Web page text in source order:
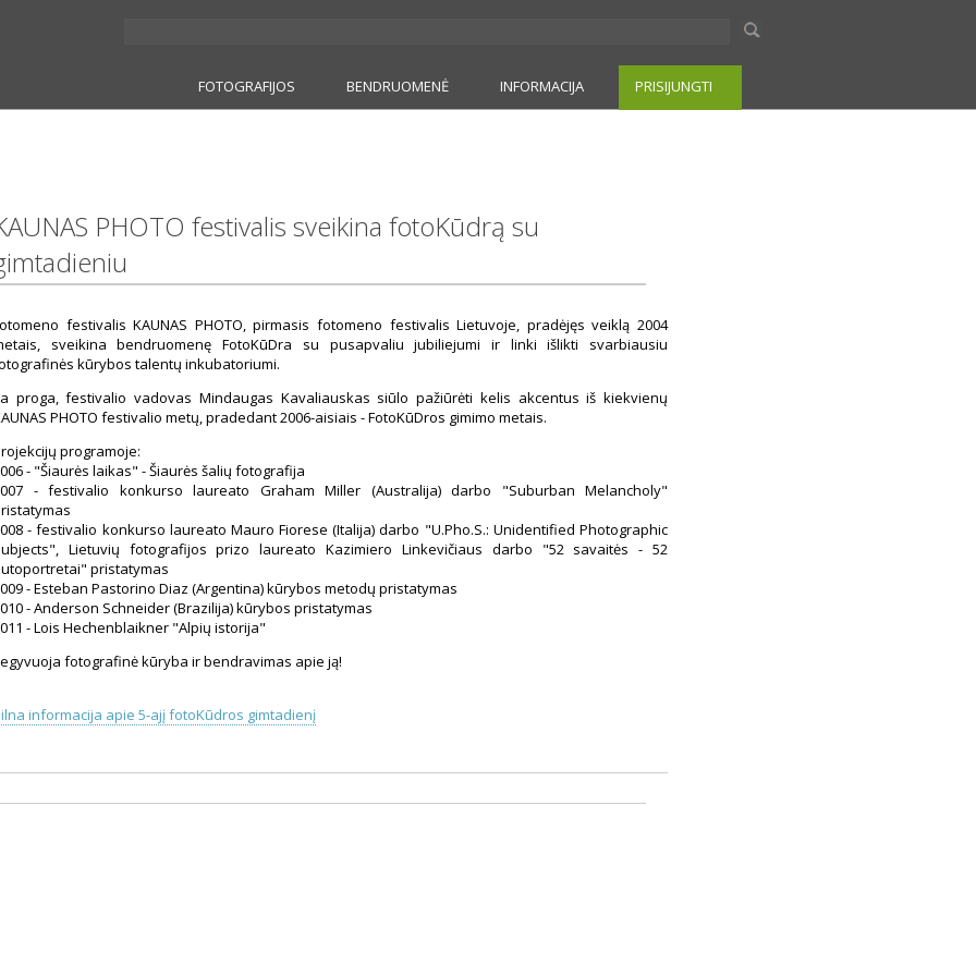
FOTOGRAFIJOS BENDRUOMENĖ INFORMACIJA PRISIJUNGTI
PHOTO festivalis sveikina fotoKūdrą su
festivalis KAUNAS PHOTO, pirmasis fotomeno festivalis Lietuvoje, pradėjęs veiklą 2004
sveikina bendruomenę FotoKūDra su pusapvaliu jubiliejumi ir linki išlikti svarbiausiu
kūrybos talentų inkubatoriumi.
proga, festivalio vadovas Mindaugas Kavaliauskas siūlo pažiūrėti kelis akcentus iš kiekvienų
PHOTO festivalio metų, pradedant 2006-aisiais - FotoKūDros gimimo metais.
programoje:
- "Šiaurės laikas" - Šiaurės šalių fotografija
- festivalio konkurso laureato Graham Miller (Australija) darbo "Suburban Melancholy"
- festivalio konkurso laureato Mauro Fiorese (Italija) darbo "U.Pho.S.: Unidentified Photographic
Lietuvių fotografijos prizo laureato Kazimiero Linkevičiaus darbo "52 savaitės - 52
pristatymas
- Esteban Pastorino Diaz (Argentina) kūrybos metodų pristatymas
- Anderson Schneider (Brazilija) kūrybos pristatymas
- Lois Hechenblaikner "Alpių istorija"
fotografinė kūryba ir bendravimas apie ją!
informacija apie 5-ajį fotoKūdros gimtadienį